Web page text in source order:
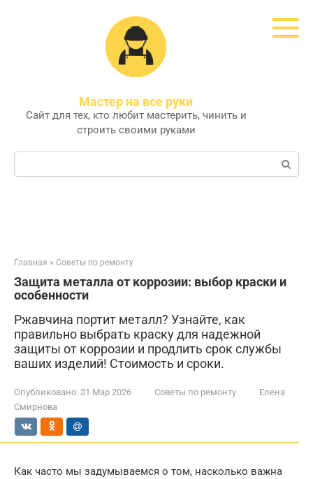
Мастер на все руки
Сайт для тех, кто любит мастерить, чинить и
строить своими руками
Поиск:
Главная » Советы по ремонту
Защита металла от коррозии: выбор краски и
особенности
Ржавчина портит металл? Узнайте, как
правильно выбрать краску для надежной
защиты от коррозии и продлить срок службы
ваших изделий! Стоимость и сроки.
Опубликовано: 31 Мар 2026 Советы по ремонту
Елена
Смирнова
Как часто мы задумываемся о том, насколько важна